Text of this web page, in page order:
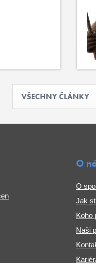
VŠECHNY ČLÁNKY
O
O
Jak
Koho
Naši